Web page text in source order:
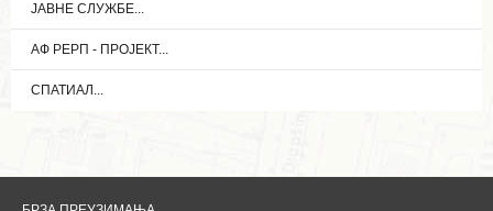
ЈАВНЕ СЛУЖБЕ...
АФ РЕРП - ПРОЈЕКТ...
СПАТИАЛ...